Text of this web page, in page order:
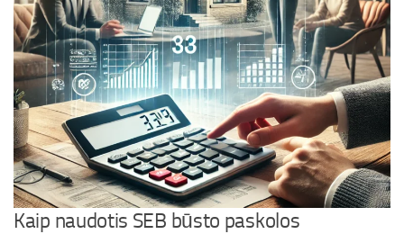
Kaip naudotis SEB būsto paskolos